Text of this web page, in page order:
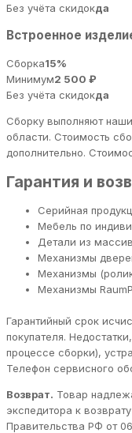
Без учёта скидокда
Встроенное
Сборка15%
Минимум2 500 ₽
Без учёта скидокда
Сборку выполняют
области. Стоимость
дополнительно.
Гарантия и
Серийная
Мебель по
Детали из
Механизмы
Механизмы
Механизмы
Гарантийный срок
покупателя.
процессе сборки),
Телефон сервисного
Возврат. Товар
экспедитора к
Правительства РФ от